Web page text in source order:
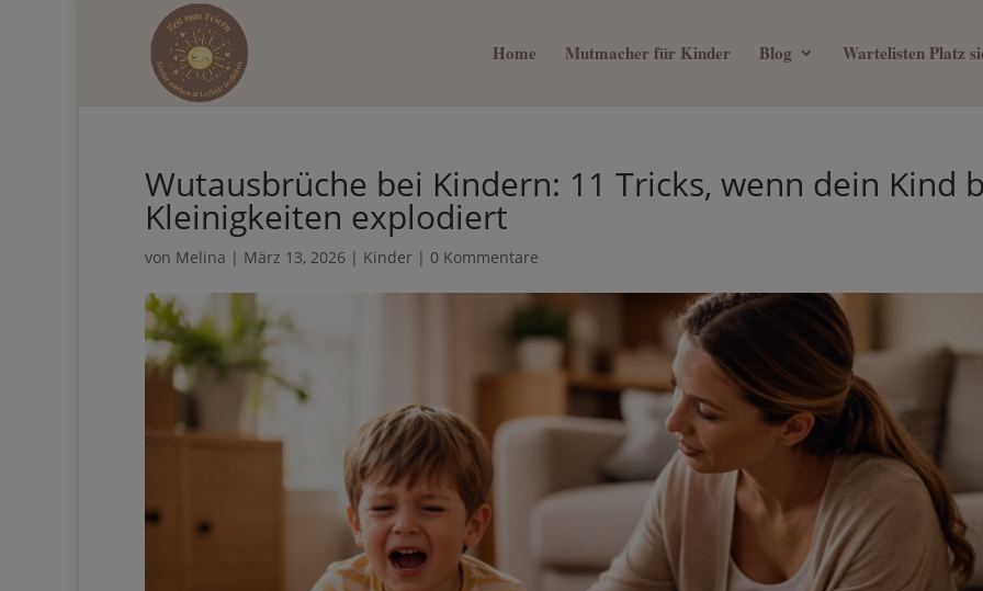
Home Mutmacher für Kinder Blog Wartelisten Platz
Wutausbrüche bei Kindern: 11 Tricks, wenn dein Kind
bei Kleinigkeiten explodiert
von Melina | März 13, 2026 | Kinder| 0 Kommentare
mehr Zeit mit deinem Kind verbringen